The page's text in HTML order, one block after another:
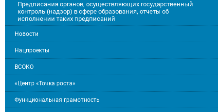
Предписания органов, осуществляющих государственный
контроль (надзор) в сфере образования, отчеты об
исполнении таких предписаний
Новости
Нацпроекты
ВСОКО
«Центр «Точка роста»
Функциональная грамотность